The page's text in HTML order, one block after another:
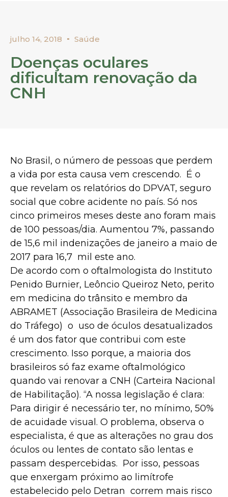
julho 14, 2018 Saúde
Doenças oculares
dificultam renovação da
CNH
No Brasil, o número de pessoas que perdem
a vida por esta causa vem crescendo. É o
que revelam os relatórios do DPVAT, seguro
social que cobre acidente no país. Só nos
cinco primeiros meses deste ano foram mais
de 100 pessoas/dia. Aumentou 7%, passando
de 15,6 mil indenizações de janeiro a maio de
2017 para 16,7 mil este ano.
De acordo com o oftalmologista do Instituto
Penido Burnier, Leôncio Queiroz Neto, perito
em medicina do trânsito e membro da
ABRAMET (Associação Brasileira de Medicina
do Tráfego) o uso de óculos desatualizados
é um dos fator que contribui com este
crescimento. Isso porque, a maioria dos
brasileiros só faz exame oftalmológico
quando vai renovar a CNH (Carteira Nacional
de Habilitação). “A nossa legislação é clara:
Para dirigir é necessário ter, no mínimo, 50%
de acuidade visual. O problema, observa o
especialista, é que as alterações no grau dos
óculos ou lentes de contato são lentas e
passam despercebidas. Por isso, pessoas
que enxergam próximo ao limítrofe
estabelecido pelo Detran correm mais risco